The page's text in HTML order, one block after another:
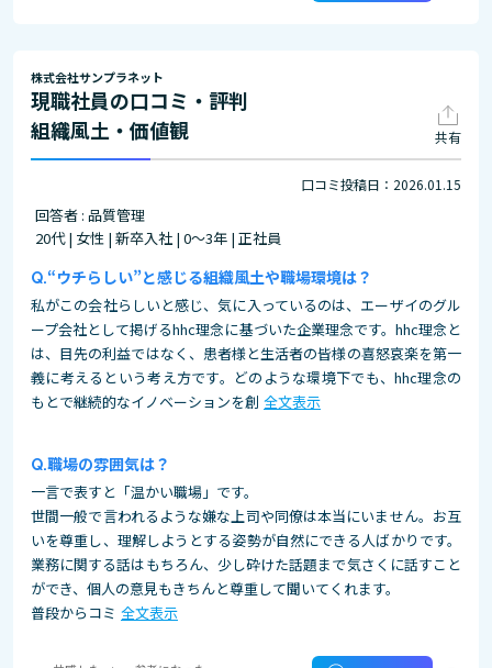
株式会社サンプラネット
現職社員の口コミ・評判
組織風土・価値観
共有
口コミ投稿日：2026.01.15
回答者 : 品質管理
20代 | 女性 | 新卒入社 | 0～3年 | 正社員
“ウチらしい”と感じる組織風土や職場環境は？
私がこの会社らしいと感じ、気に入っているのは、エーザイのグル
ープ会社として掲げるhhc理念に基づいた企業理念です。hhc理念と
は、目先の利益ではなく、患者様と生活者の皆様の喜怒哀楽を第一
義に考えるという考え方です。どのような環境下でも、hhc理念の
もとで継続的なイノベーションを創 全文表示
職場の雰囲気は？
一言で表すと「温かい職場」です。
世間一般で言われるような嫌な上司や同僚は本当にいません。お互
いを尊重し、理解しようとする姿勢が自然にできる人ばかりです。
業務に関する話はもちろん、少し砕けた話題まで気さくに話すこと
ができ、個人の意見もきちんと尊重して聞いてくれます。
普段からコミ 全文表示